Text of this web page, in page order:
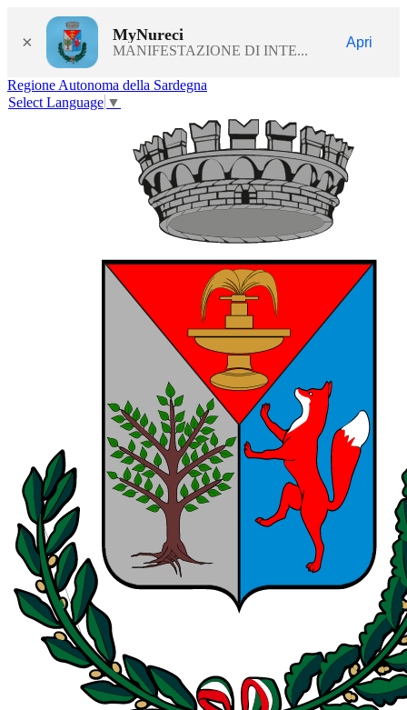
× MyNureci
MANIFESTAZIONE DI INTE...
Apri
Regione Autonoma della Sardegna
Select Language ▼